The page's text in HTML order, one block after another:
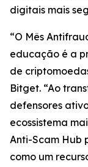
digitais mais
“O Mês
educação é a
de
Bitget. “Ao
defensores
ecossistema
Anti-Scam Hub
como um